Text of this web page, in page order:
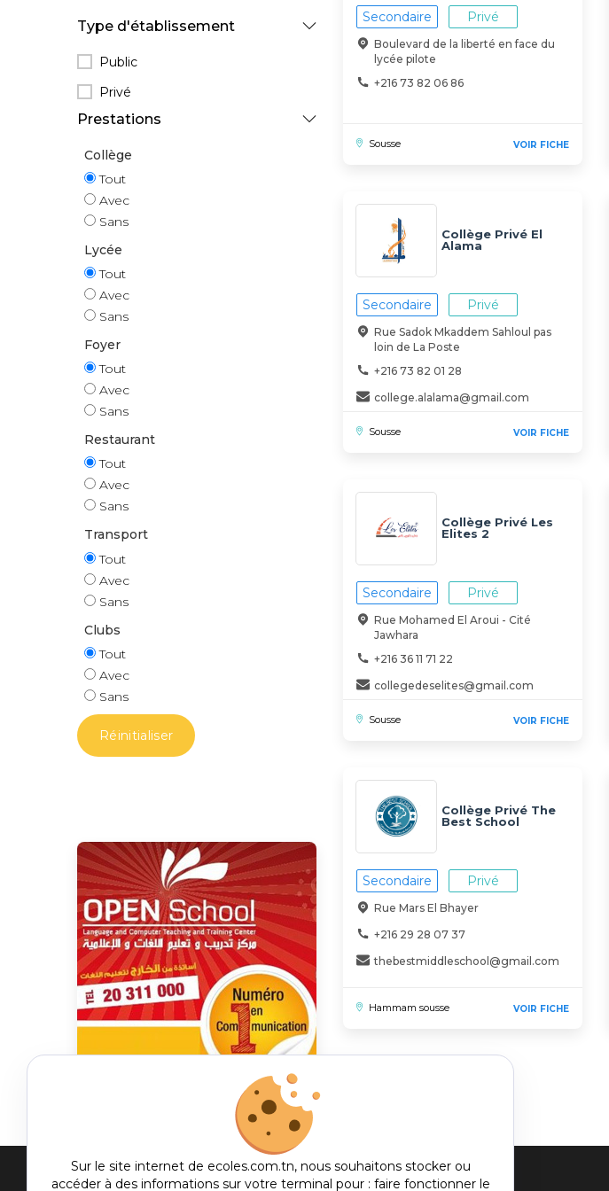
Type d'établissement
Public
Privé
Prestations
Collège
Tout
Avec
Sans
Lycée
Tout
Avec
Sans
Foyer
Tout
Avec
Sans
Restaurant
Tout
Avec
Sans
Transport
Tout
Avec
Sans
Clubs
Tout
Avec
Sans
Réinitialiser
Secondaire Privé
Boulevard de la liberté en face du
lycée pilote
+216 73 82 06 86
Sousse VOIR FICHE
Collège Privé El
Alama
Secondaire Privé
Rue Sadok Mkaddem Sahloul pas
loin de La Poste
+216 73 82 01 28
college.alalama@gmail.com
Sousse VOIR FICHE
Collège Privé Les
Elites 2
Secondaire Privé
Rue Mohamed El Aroui - Cité
Jawhara
+216 36 11 71 22
collegedeselites@gmail.com
Sousse VOIR FICHE
Collège Privé The
Best School
Secondaire Privé
Rue Mars El Bhayer
+216 29 28 07 37
thebestmiddleschool@gmail.com
Hammam sousse VOIR FICHE
Sur le site internet de ecoles.com.tn, nous souhaitons stocker ou
accéder à des informations sur votre terminal pour : faire fonctionner le